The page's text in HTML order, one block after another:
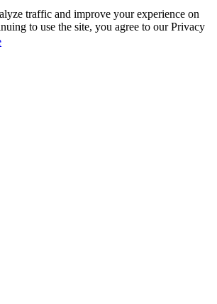
traffic and improve your experience on
to use the site, you agree to our Privacy